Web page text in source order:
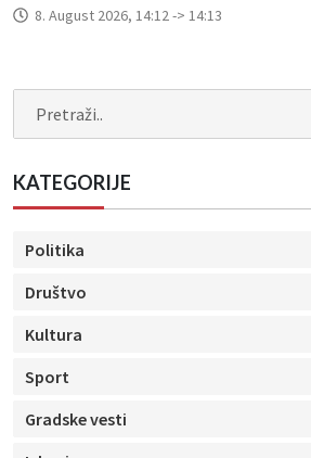
8. August 2026, 14:12 -> 14:13
KATEGORIJE
Politika
Društvo
Kultura
Sport
Gradske vesti